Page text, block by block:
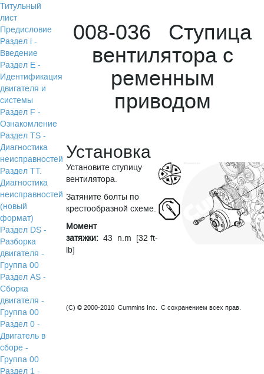
Титульный
лист
Предисловие
Раздел i -
Введение
Раздел Е -
Идентификация
двигателя и
системы
Раздел F -
Ознакомление
Раздел TS -
Диагностика
неисправностей
Раздел TТ.
Диагностика
неисправностей
(новый
формат)
Раздел DS -
Разборка
двигателя -
Группа 00
Раздел АS -
Сборка
двигателя -
Группа 00
Раздел 0 -
Двигатель в
сборе -
Группа 00
Раздел 1 -
008-036 Ступица
вентилятора с
ременным
приводом
Установка
Установите ступицу
вентилятора.
Затяните болты по
крестообразной схеме.
Момент
затяжки: 43 n.m [32 ft-
lb]
(C) © 2000-2010 Cummins Inc. С сохранением всех прав.